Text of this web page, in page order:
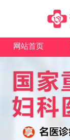
网站首页